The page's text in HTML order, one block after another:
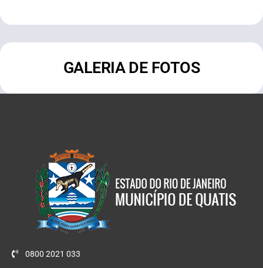
GALERIA DE FOTOS
0800 2021 033